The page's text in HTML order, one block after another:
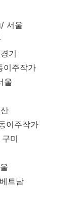
서울
기
이주작가
울
이주작가
미
트남